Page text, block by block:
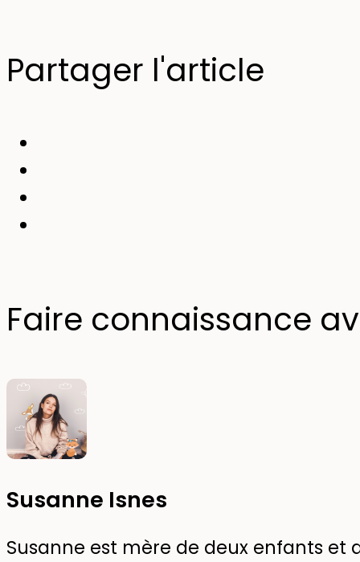
Partager l'article
Faire connaissance
Susanne Isnes
Susanne est mère de deux enfants et